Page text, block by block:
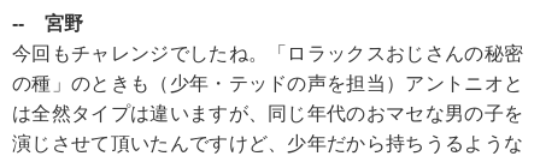
-- 宮野
今回もチャレンジでしたね。「ロラックスおじさんの秘密
の種」のときも（少年・テッドの声を担当）アントニオと
は全然タイプは違いますが、同じ年代のおマセな男の子を
演じさせて頂いたんですけど、少年だから持ちうるような